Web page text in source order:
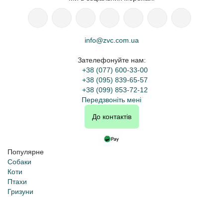
info@zvc.com.ua
Зателефонуйте нам:
+38 (077) 600-33-00
+38 (095) 839-65-57
+38 (099) 853-72-12
Передзвоніть мені
До контактів
Популярне
Собаки
Коти
Птахи
Гризуни